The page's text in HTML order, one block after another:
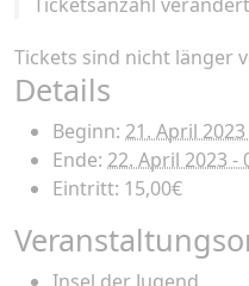
Tickets sind nicht länger
Details
Beginn: 21. April
Ende: 22. April 2023 -
Eintritt: 15,00€